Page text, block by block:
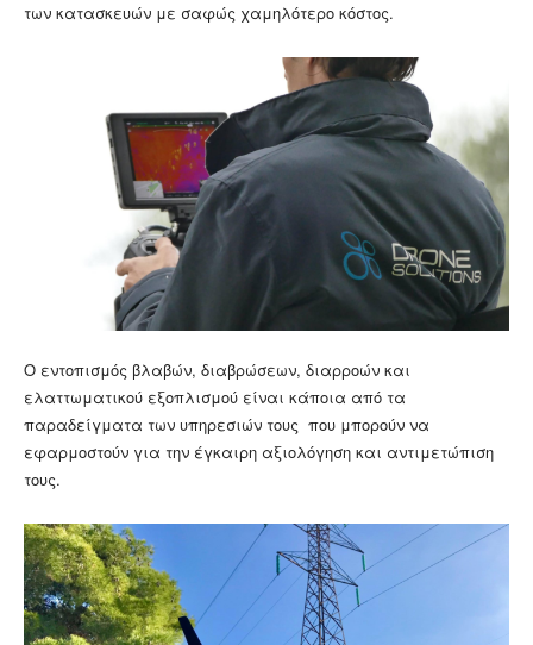
των κατασκευών με σαφώς χαμηλότερο κόστος.
Ο εντοπισμός βλαβών, διαβρώσεων, διαρροών και
ελαττωματικού εξοπλισμού είναι κάποια από τα
παραδείγματα των υπηρεσιών τους που μπορούν να
εφαρμοστούν για την έγκαιρη αξιολόγηση και αντιμετώπιση
τους.